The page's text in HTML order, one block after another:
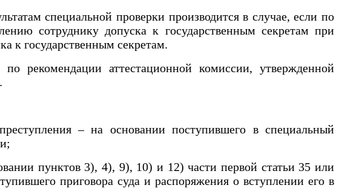
специальной проверки производится в случае, если по
сотруднику допуска к государственным секретам при
к государственным секретам.
рекомендации аттестационной комиссии, утвержденной
– на основании поступившего в специальный
пунктов 3), 4), 9), 10) и 12) части первой статьи 35 или
приговора суда и распоряжения о вступлении его в